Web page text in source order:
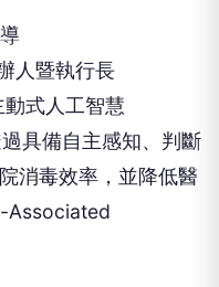
人暨執行長
式人工智慧
具備自主感知、判斷
消毒效率，並降低醫
Associated